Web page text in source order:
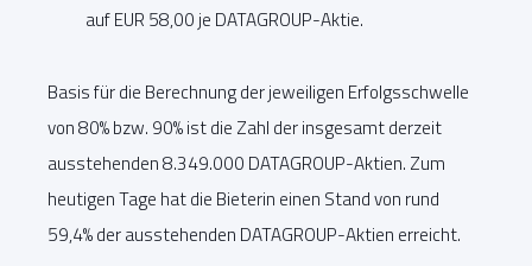
auf EUR 58,00 je DATAGROUP-Aktie.
Basis für die Berechnung der jeweiligen Erfolgsschwelle
von 80% bzw. 90% ist die Zahl der insgesamt derzeit
ausstehenden 8.349.000 DATAGROUP-Aktien. Zum
heutigen Tage hat die Bieterin einen Stand von rund
59,4% der ausstehenden DATAGROUP-Aktien erreicht.